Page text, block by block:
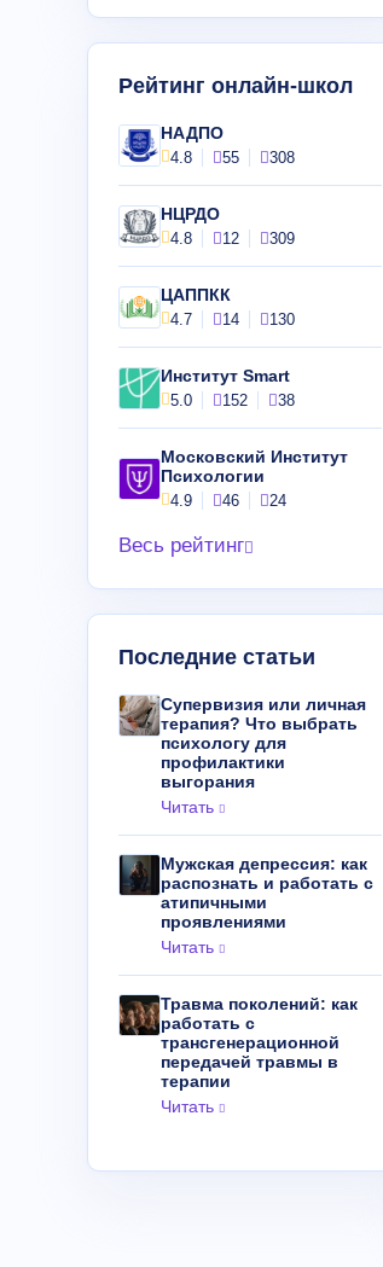
Рейтинг онлайн-школ
НАДПО
4.8 55 308
НЦРДО
4.8 12 309
ЦАППКК
4.7 14 130
Институт Smart
5.0 152 38
Московский Институт
Психологии
4.9 46 24
Весь рейтинг
Последние статьи
Супервизия или личная
терапия? Что выбрать
психологу для
профилактики
выгорания
Читать
Мужская депрессия: как
распознать и работать с
атипичными
проявлениями
Читать
Травма поколений: как
работать с
трансгенерационной
передачей травмы в
терапии
Читать